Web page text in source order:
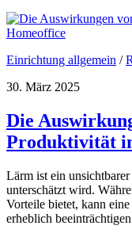
Einrichtung allgemein /
30. März 2025
Die
Produktivität
Lärm ist ein
unterschätzt wird.
Vorteile bietet, kann
erheblich